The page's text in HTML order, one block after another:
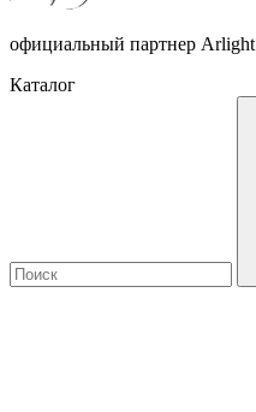
официальный партнер Arlight
Каталог